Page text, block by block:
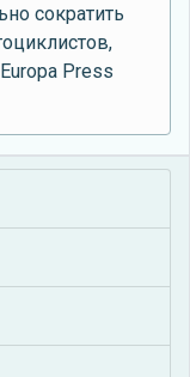
сократить
Press